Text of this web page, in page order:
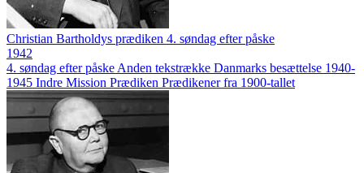
Christian Bartholdys prædiken 4. søndag efter påske
1942
4. søndag efter påske Anden tekstrække Danmarks besættelse 1940-
1945 Indre Mission Prædiken Prædikener fra 1900-tallet